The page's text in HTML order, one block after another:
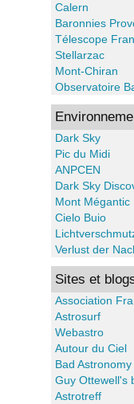
Calern
Baronnies
Télescope
Stellarzac
Mont-Chiran
Observatoire
Dark Sky
Pic du Midi
ANPCEN
Dark Sky
Mont Mégantic
Cielo Buio
Verlust der
Sites et
Association
Astrosurf
Webastro
Autour du Ciel
Bad Astronomy
Guy Ottewell's
Astrotreff